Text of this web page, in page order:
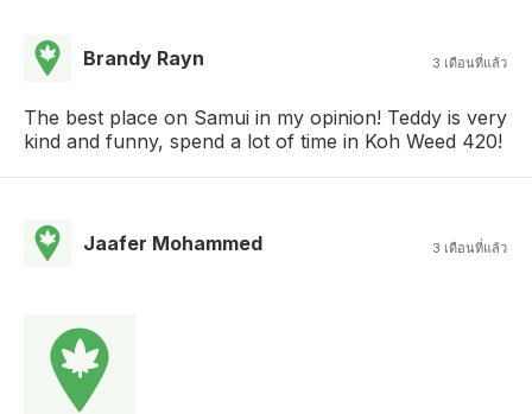
Brandy Rayn 3 เดือนที่แล้ว
The best place on Samui in my opinion! Teddy is very
kind and funny, spend a lot of time in Koh Weed 420!
Jaafer Mohammed 3 เดือนที่แล้ว